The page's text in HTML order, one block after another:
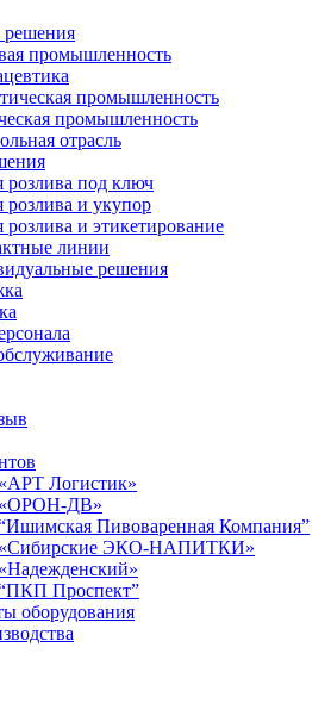
решения
промышленность
промышленность
промышленность
отрасль
розлива под ключ
и укупор
и этикетирование
линии
решения
Логистик»
ДВ»
Пивоваренная Компания”
ЭКО-НАПИТКИ»
Проспект”
оборудования